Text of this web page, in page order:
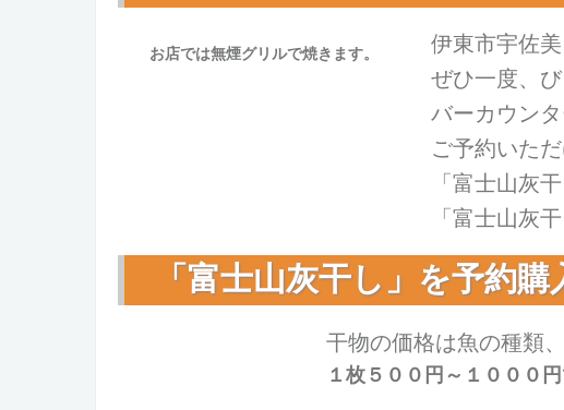
お店では無煙グリルで焼きます。
伊東市宇佐
ぜひ一度、
バーカウン
ご予約いた
「富士山灰
「富士山灰
「富士山灰干し」を予約購
干物の価格は魚の種類
１枚５００円～１０００円